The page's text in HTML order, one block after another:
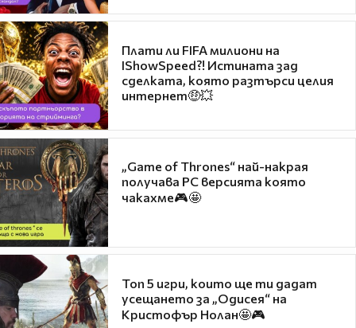
Плати ли FIFA милиони на
IShowSpeed?! Истината зад
сделката, която разтърси целия
интернет🤑💥
„Game of Thrones“ най-накрая
получава PC версията която
чакахме🎮🤩
Топ 5 игри, които ще ти дадат
усещането за „Одисея“ на
Кристофър Нолан🤩🎮